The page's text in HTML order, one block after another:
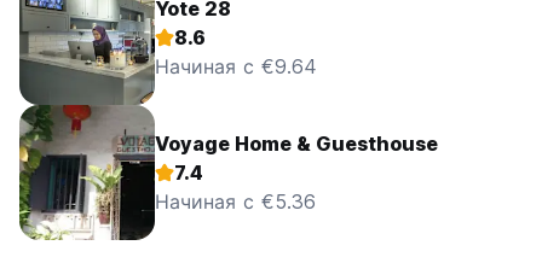
Yote 28
8.6
Начиная с €9.64
Voyage Home & Guesthouse
7.4
Начиная с €5.36